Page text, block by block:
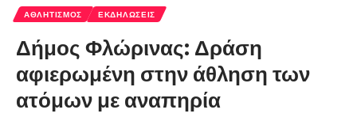
ΑΘΛΗΤΙΣΜΌΣ ΕΚΔΗΛΏΣΕΙΣ
Δήμος Φλώρινας: Δράση
αφιερωμένη στην άθληση των
ατόμων με αναπηρία